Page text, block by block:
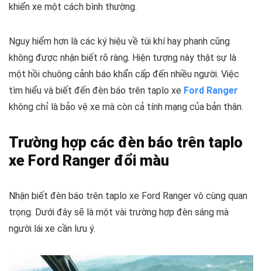
khiển xe một cách bình thường.
Nguy hiểm hơn là các ký hiệu về túi khí hay phanh cũng
không được nhận biết rõ ràng. Hiện tượng này thật sự là
một hồi chuông cảnh báo khẩn cấp đến nhiều người. Việc
tìm hiểu và biết đến đèn báo trên taplo xe Ford Ranger
không chỉ là bảo vệ xe mà còn cả tính mạng của bản thân.
Trường hợp các đèn báo trên taplo
xe Ford Ranger đổi màu
Nhận biết đèn báo trên taplo xe Ford Ranger vô cùng quan
trọng. Dưới đây sẽ là một vài trường hợp đèn sáng mà
người lái xe cần lưu ý.